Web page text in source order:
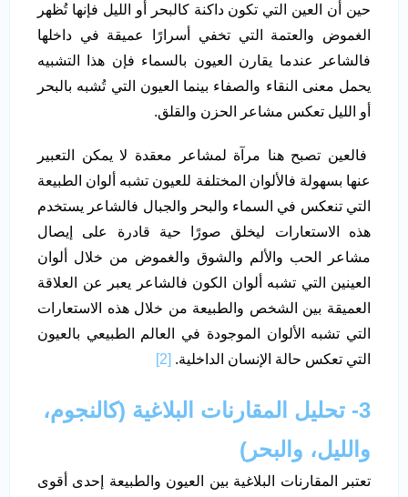
حين أن العين التي تكون داكنة كالبحر أو الليل فإنها تُظهر
الغموض والعتمة التي تخفي أسرارًا عميقة في داخلها
فالشاعر عندما يقارن العيون بالسماء فإن هذا التشبيه
يحمل معنى النقاء والصفاء بينما العيون التي تُشبه بالبحر
أو الليل تعكس مشاعر الحزن والقلق.
فالعين تصبح هنا مرآة لمشاعر معقدة لا يمكن التعبير
عنها بسهولة فالألوان المختلفة للعيون تشبه ألوان الطبيعة
التي تنعكس في السماء والبحر والجبال فالشاعر يستخدم
هذه الاستعارات ليخلق صورًا حية قادرة على إيصال
مشاعر الحب والألم والشوق والغموض من خلال ألوان
العينين التي تشبه ألوان الكون فالشاعر يعبر عن العلاقة
العميقة بين الشخص والطبيعة من خلال هذه الاستعارات
التي تشبه الألوان الموجودة في العالم الطبيعي بالعيون
التي تعكس حالة الإنسان الداخلية. [2]
3- تحليل المقارنات البلاغية (كالنجوم،
والليل، والبحر)
تعتبر المقارنات البلاغية بين العيون والطبيعة إحدى أقوى